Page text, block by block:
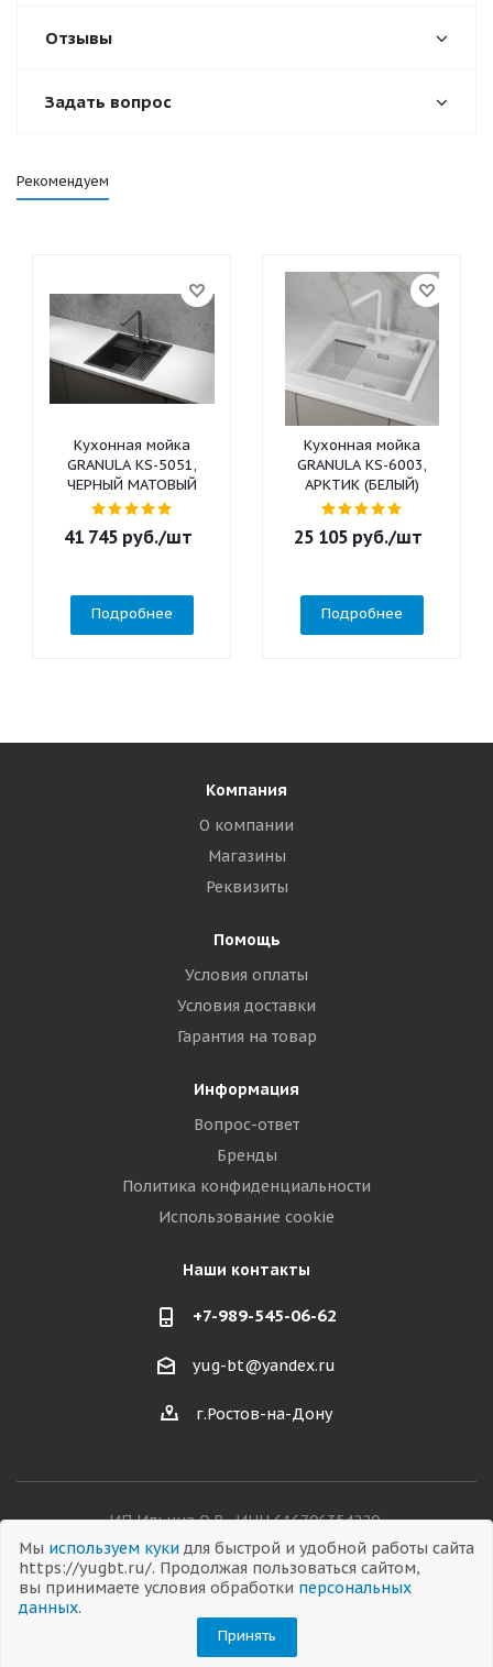
Отзывы
Задать вопрос
Рекомендуем
Кухонная мойка
GRANULA KS-5051,
ЧЕРНЫЙ МАТОВЫЙ
41 745 руб./шт
Подробнее
Кухонная мойка
GRANULA KS-6003,
АРКТИК (БЕЛЫЙ)
25 105 руб./шт
Подробнее
Компания
О компании
Магазины
Реквизиты
Помощь
Условия оплаты
Условия доставки
Гарантия на товар
Информация
Вопрос-ответ
Бренды
Политика конфиденциальности
Использование cookie
Наши контакты
+7-989-545-06-62
yug-bt@yandex.ru
г.Ростов-на-Дону
ИП Ильина О.В., ИНН 616706354220,
ОГРНИП 326619600038282
© 2026 Все права защищены
Мы используем куки для быстрой и удобной работы сайта
https://yugbt.ru/. Продолжая пользоваться сайтом,
вы принимаете условия обработки персональных
данных.
Принять